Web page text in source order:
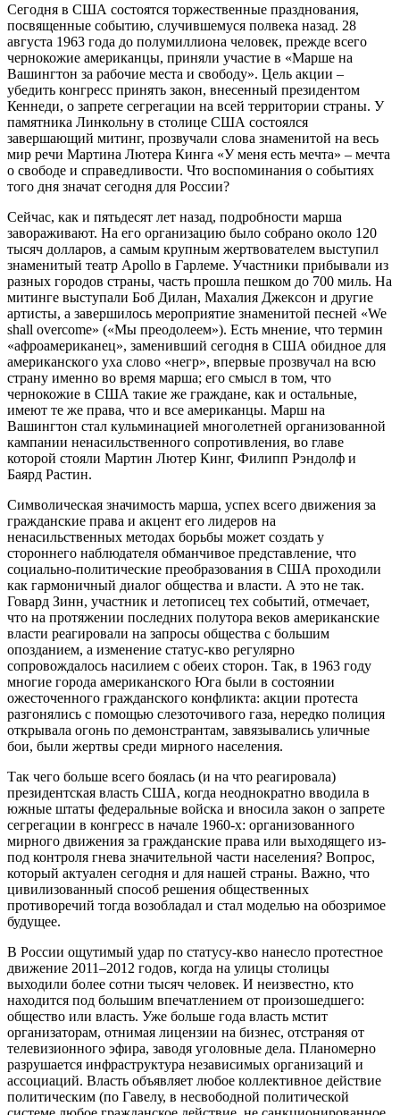
Сегодня в США состоятся торжественные празднования,
посвященные событию, случившемуся полвека назад. 28
августа 1963 года до полумиллиона человек, прежде всего
чернокожие американцы, приняли участие в «Марше на
Вашингтон за рабочие места и свободу». Цель акции –
убедить конгресс принять закон, внесенный президентом
Кеннеди, о запрете сегрегации на всей территории страны. У
памятника Линкольну в столице США состоялся
завершающий митинг, прозвучали слова знаменитой на весь
мир речи Мартина Лютера Кинга «У меня есть мечта» – мечта
о свободе и справедливости. Что воспоминания о событиях
того дня значат сегодня для России?
Сейчас, как и пятьдесят лет назад, подробности марша
завораживают. На его организацию было собрано около 120
тысяч долларов, а самым крупным жертвователем выступил
знаменитый театр Apollo в Гарлеме. Участники прибывали из
разных городов страны, часть прошла пешком до 700 миль. На
митинге выступали Боб Дилан, Махалия Джексон и другие
артисты, а завершилось мероприятие знаменитой песней «We
shall overcome» («Мы преодолеем»). Есть мнение, что термин
«афроамериканец», заменивший сегодня в США обидное для
американского уха слово «негр», впервые прозвучал на всю
страну именно во время марша; его смысл в том, что
чернокожие в США такие же граждане, как и остальные,
имеют те же права, что и все американцы. Марш на
Вашингтон стал кульминацией многолетней организованной
кампании ненасильственного сопротивления, во главе
которой стояли Мартин Лютер Кинг, Филипп Рэндолф и
Баярд Растин.
Символическая значимость марша, успех всего движения за
гражданские права и акцент его лидеров на
ненасильственных методах борьбы может создать у
стороннего наблюдателя обманчивое представление, что
социально-политические преобразования в США проходили
как гармоничный диалог общества и власти. А это не так.
Говард Зинн, участник и летописец тех событий, отмечает,
что на протяжении последних полутора веков американские
власти реагировали на запросы общества с большим
опозданием, а изменение статус-кво регулярно
сопровождалось насилием с обеих сторон. Так, в 1963 году
многие города американского Юга были в состоянии
ожесточенного гражданского конфликта: акции протеста
разгонялись с помощью слезоточивого газа, нередко полиция
открывала огонь по демонстрантам, завязывались уличные
бои, были жертвы среди мирного населения.
Так чего больше всего боялась (и на что реагировала)
президентская власть США, когда неоднократно вводила в
южные штаты федеральные войска и вносила закон о запрете
сегрегации в конгресс в начале 1960-х: организованного
мирного движения за гражданские права или выходящего из-
под контроля гнева значительной части населения? Вопрос,
который актуален сегодня и для нашей страны. Важно, что
цивилизованный способ решения общественных
противоречий тогда возобладал и стал моделью на обозримое
будущее.
В России ощутимый удар по статусу-кво нанесло протестное
движение 2011–2012 годов, когда на улицы столицы
выходили более сотни тысяч человек. И неизвестно, кто
находится под большим впечатлением от произошедшего:
общество или власть. Уже больше года власть мстит
организаторам, отнимая лицензии на бизнес, отстраняя от
телевизионного эфира, заводя уголовные дела. Планомерно
разрушается инфраструктура независимых организаций и
ассоциаций. Власть объявляет любое коллективное действие
политическим (по Гавелу, в несвободной политической